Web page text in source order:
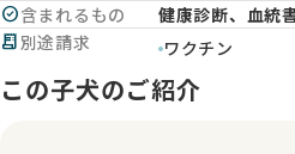
check_circle含まれるもの
健康診断、血統
receipt_long別途請求 ワクチン
この子犬のご紹介